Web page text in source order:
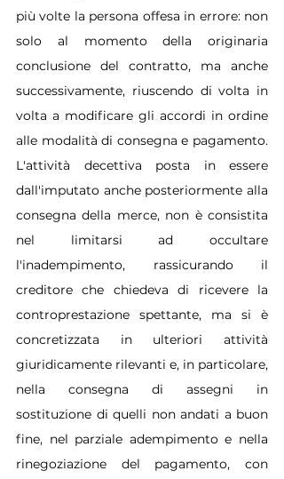
più volte la persona offesa in errore: non
solo al momento della originaria
conclusione del contratto, ma anche
successivamente, riuscendo di volta in
volta a modificare gli accordi in ordine
alle modalità di consegna e pagamento.
L'attività decettiva posta in essere
dall'imputato anche posteriormente alla
consegna della merce, non è consistita
nel limitarsi ad occultare
l'inadempimento, rassicurando il
creditore che chiedeva di ricevere la
controprestazione spettante, ma si è
concretizzata in ulteriori attività
giuridicamente rilevanti e, in particolare,
nella consegna di assegni in
sostituzione di quelli non andati a buon
fine, nel parziale adempimento e nella
rinegoziazione del pagamento, con